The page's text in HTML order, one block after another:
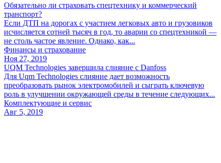
Обязательно ли страховать спецтехнику и коммерческий
транспорт?
Если ДТП на дорогах с участием легковых авто и грузовиков
исчисляется сотней тысяч в год, то аварии со спецтехникой —
не столь частое явление. Однако, как...
Финансы и страхование
Ноя 27, 2019
UQM Technologies завершила слияние с Danfoss
Для Uqm Technologies слияние дает возможность
преобразовать рынок электромобилей и сыграть ключевую
роль в улучшении окружающей среды в течение следующих...
Комплектующие и сервис
Авг 5, 2019